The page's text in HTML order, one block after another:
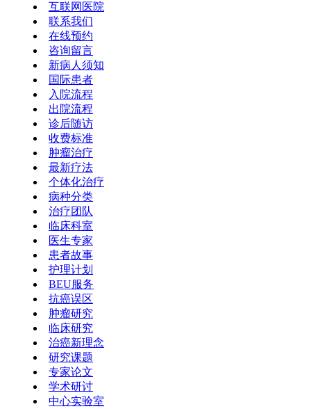
互联网医院
联系我们
在线预约
咨询留言
新病人须知
国际患者
入院流程
出院流程
诊后随访
收费标准
肿瘤治疗
最新疗法
个体化治疗
病种分类
治疗团队
临床科室
医生专家
患者故事
护理计划
BEU服务
抗癌误区
肿瘤研究
临床研究
治癌新理念
研究课题
专家论文
学术研讨
中心实验室